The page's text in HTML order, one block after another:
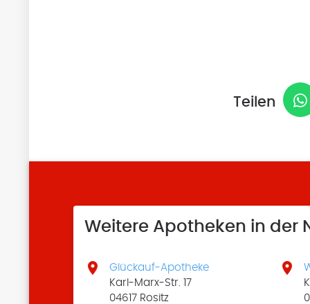
Teilen
Weitere Apotheken in der

Glückauf-Apotheke
Karl-Marx-Str. 17
04617 Rositz
